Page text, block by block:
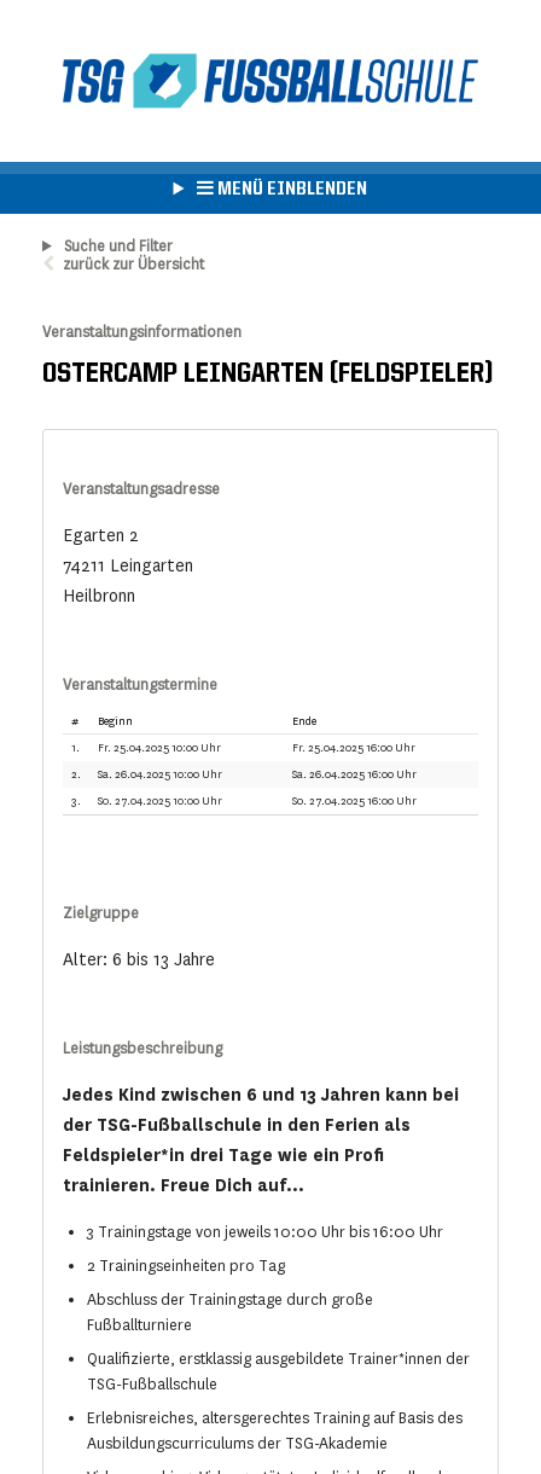
MENÜ EINBLENDEN
Suche und Filter
zurück zur Übersicht
Veranstaltungsinformationen
OSTERCAMP LEINGARTEN (FELDSPIELER)
Veranstaltungsadresse
Egarten 2
74211 Leingarten
Heilbronn
Veranstaltungstermine
# Beginn
Ende
1.
Fr. 25.04.2025 10:00 Uhr
Fr. 25.04.2025 16:00 Uhr
2.
Sa. 26.04.2025 10:00 Uhr
Sa. 26.04.2025 16:00 Uhr
3.
So. 27.04.2025 10:00 Uhr So. 27.04.2025 16:00 Uhr
Zielgruppe
Alter: 6 bis 13 Jahre
Leistungsbeschreibung
Jedes Kind zwischen 6 und 13 Jahren kann bei
der TSG-Fußballschule in den Ferien als
Feldspieler*in drei Tage wie ein Profi
trainieren. Freue Dich auf...
3 Trainingstage von jeweils 10:00 Uhr bis 16:00 Uhr
2 Trainingseinheiten pro Tag
Abschluss der Trainingstage durch große
Fußballturniere
Qualifizierte, erstklassig ausgebildete Trainer*innen der
TSG-Fußballschule
Erlebnisreiches, altersgerechtes Training auf Basis des
Ausbildungscurriculums der TSG-Akademie